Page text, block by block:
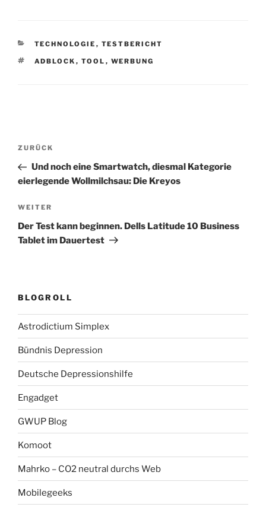
KATEGORIEN
TECHNOLOGIE , TESTBERICHT
SCHLAGWÖRTER
ADBLOCK , TOOL , WERBUNG
Beitragsnavigation
Vorheriger
Beitrag
ZURÜCK
Und noch eine Smartwatch, diesmal Kategorie
eierlegende Wollmilchsau: Die Kreyos
Nächster
Beitrag
WEITER
Der Test kann beginnen. Dells Latitude 10 Business
Tablet im Dauertest
BLOGROLL
Astrodictium Simplex
Bündnis Depression
Deutsche Depressionshilfe
Engadget
GWUP Blog
Komoot
Mahrko – CO2 neutral durchs Web
Mobilegeeks